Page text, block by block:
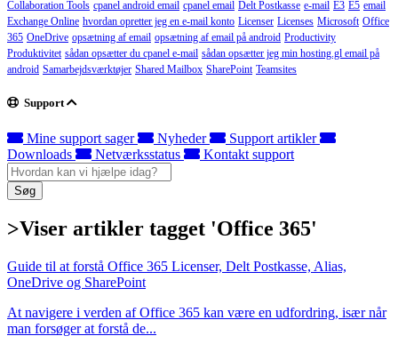
Collaboration Tools cpanel android email cpanel email Delt Postkasse e-mail E3 E5 email
Exchange Online hvordan opretter jeg en e-mail konto Licenser Licenses Microsoft Office
365 OneDrive opsætning af email opsætning af email på android Productivity
Produktivitet sådan opsætter du cpanel e-mail sådan opsætter jeg min hosting.gl email på
android Samarbejdsværktøjer Shared Mailbox SharePoint Teamsites
Support
Mine support sager Nyheder
Support artikler
Downloads
Netværksstatus Kontakt support
Søg
>Viser artikler tagget 'Office 365'
Guide til at forstå Office 365 Licenser, Delt Postkasse, Alias,
OneDrive og SharePoint
At navigere i verden af Office 365 kan være en udfordring, især når
man forsøger at forstå de...